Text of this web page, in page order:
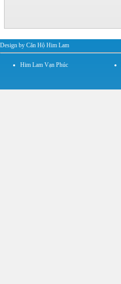
Design by Căn Hộ Him Lam
Him Lam Vạn Phúc